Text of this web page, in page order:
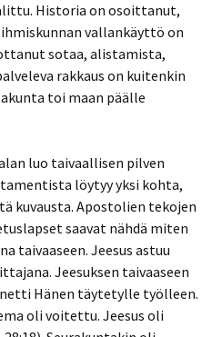
Historia on osoittanut,
vallankäyttö on
sotaa, alistamista,
rakkaus on kuitenkin
toi maan päälle
luo taivaallisen pilven
löytyy yksi kohta,
kuvausta. Apostolien tekojen
saavat nähdä miten
taivaaseen. Jeesus astuu
Jeesuksen taivaaseen
Hänen täytetylle työlleen.
oli voitettu. Jeesus oli